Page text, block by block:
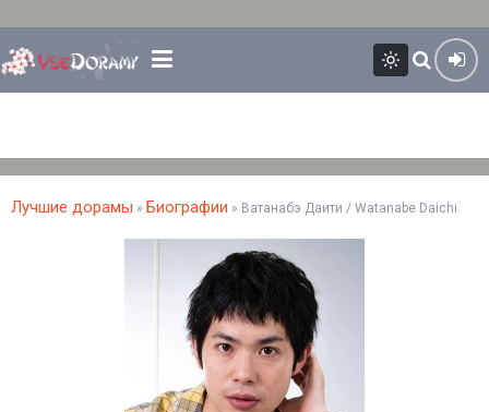
Лучшие дорамы » Биографии » Ватанабэ Даити / Watanabe Daichi